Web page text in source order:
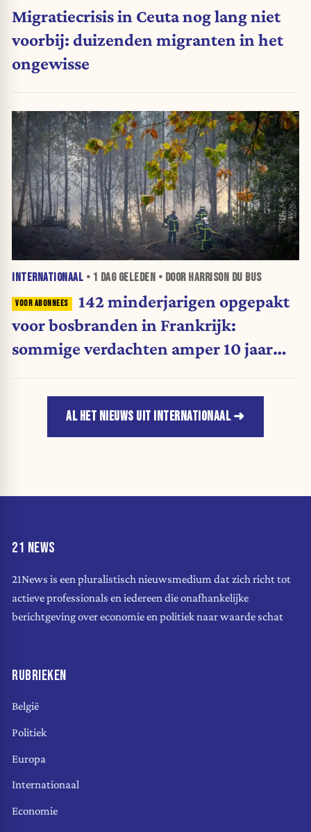
Migratiecrisis in Ceuta nog lang niet
voorbij: duizenden migranten in het
ongewisse
INTERNATIONAAL • 1 DAGGELEDEN • DOOR HARRISON DU BUS
142 minderjarigen opgepakt
voor bosbranden in Frankrijk:
sommige verdachten amper 10 jaar
AL HET NIEUWS UIT INTERNATIONAAL
21 NEWS
21News is een pluralistisch nieuwsmedium dat zich richt tot
actieve professionals en iedereen die onafhankelijke
berichtgeving over economie en politiek naar waarde schat
RUBRIEKEN
België
Politiek
Europa
Internationaal
Economie